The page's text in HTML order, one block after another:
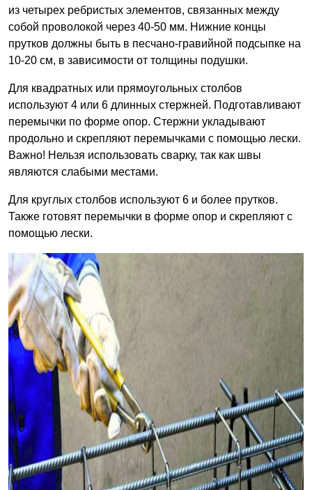
из четырех ребристых элементов, связанных между
собой проволокой через 40-50 мм. Нижние концы
прутков должны быть в песчано-гравийной подсыпке на
10-20 см, в зависимости от толщины подушки.
Для квадратных или прямоугольных столбов
используют 4 или 6 длинных стержней. Подготавливают
перемычки по форме опор. Стержни укладывают
продольно и скрепляют перемычками с помощью лески.
Важно! Нельзя использовать сварку, так как швы
являются слабыми местами.
Для круглых столбов используют 6 и более прутков.
Также готовят перемычки в форме опор и скрепляют с
помощью лески.